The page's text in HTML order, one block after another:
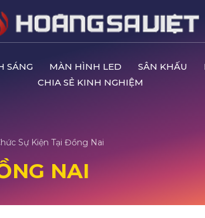
SÁNG MÀN HÌNH LED SÂN KHẤU
CHIA SẺ KINH NGHIỆM
Sự Kiện Tại Đồng Nai
NAI